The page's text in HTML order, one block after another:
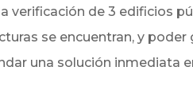
verificación de 3 edificios
se encuentran, y
una solución inmediata